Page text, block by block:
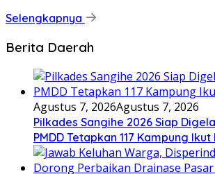
Selengkapnya
Berita Daerah
Agustus 7, 2026Agustus 7, 2026
Pilkades Sangihe 2026 Siap
PMDD Tetapkan 117 Kampung